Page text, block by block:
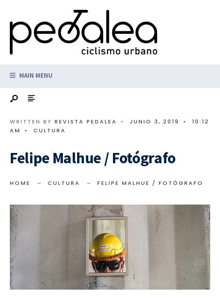
MAIN MENU
WRITTEN BY REVISTA PEDALEA • JUNIO 3, 2019 •
10:12
AM
• CULTURA
Felipe Malhue / Fotógrafo
HOME CULTURA FELIPE MALHUE / FOTÓGRAFO